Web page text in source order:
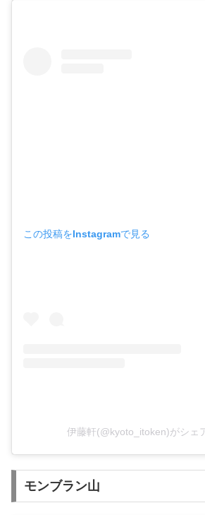
この投稿をInstagramで見る
伊藤軒(@kyoto_itoken)がシェ
モンブラン山